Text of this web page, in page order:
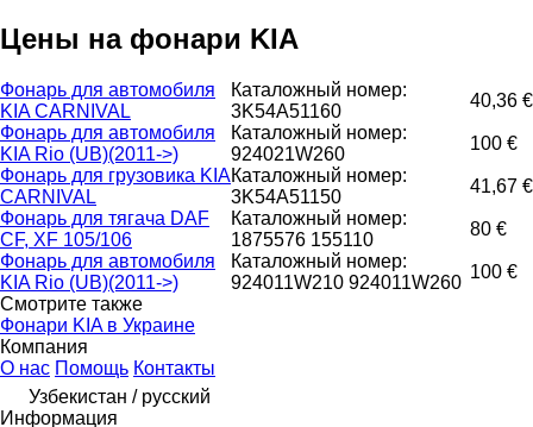
Цены на фонари KIA
Фонарь для автомобиля
KIA CARNIVAL
Каталожный номер:
3K54A51160
40,36 €
Фонарь для автомобиля
KIA Rio (UB)(2011->)
Каталожный номер:
924021W260
100 €
Фонарь для грузовика KIA
CARNIVAL
Каталожный номер:
3K54A51150
41,67 €
Фонарь для тягача DAF
CF, XF 105/106
Каталожный номер:
1875576 155110
80 €
Фонарь для автомобиля
KIA Rio (UB)(2011->)
Каталожный номер:
924011W210 924011W260
100 €
Смотрите также
Фонари KIA в Украине
Компания
О нас Помощь Контакты
Узбекистан / русский
Информация